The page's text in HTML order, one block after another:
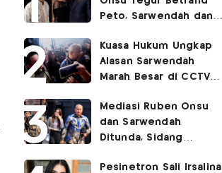
Peto, Sarwendah dan
Kemesraan
Kuasa Hukum Ungkap
Alasan Sarwendah
Marah Besar di CCTV
Kecewa Mendalam
Mediasi Ruben Onsu
dan Sarwendah
Ditunda, Sidang
Pesinetron Sali Irsalina